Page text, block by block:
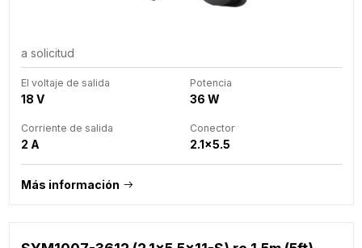
a solicitud
El voltaje de salida
18 V
Potencia
36 W
Corriente de salida
2 A
Conector
2.1x5.5
Más información